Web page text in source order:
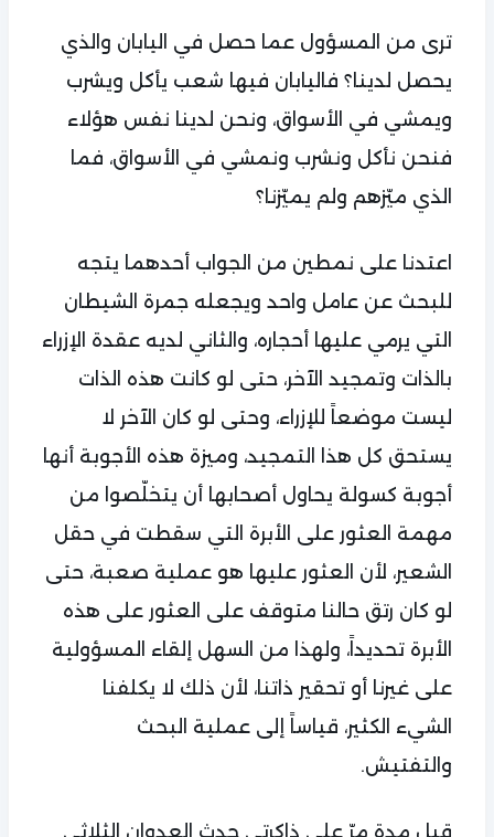
ترى من المسؤول عما حصل في اليابان والذي
يحصل لدينا؟ فاليابان فيها شعب يأكل ويشرب
ويمشي في الأسواق، ونحن لدينا نفس هؤلاء
فنحن نأكل ونشرب ونمشي في الأسواق، فما
الذي ميّزهم ولم يميّزنا؟
اعتدنا على نمطين من الجواب أحدهما يتجه
للبحث عن عامل واحد ويجعله جمرة الشيطان
التي يرمي عليها أحجاره، والثاني لديه عقدة الإزراء
بالذات وتمجيد الآخر، حتى لو كانت هذه الذات
ليست موضعاً للإزراء، وحتى لو كان الآخر لا
يستحق كل هذا التمجيد، وميزة هذه الأجوبة أنها
أجوبة كسولة يحاول أصحابها أن يتخلّصوا من
مهمة العثور على الأبرة التي سقطت في حقل
الشعير، لأن العثور عليها هو عملية صعبة، حتى
لو كان رتق حالنا متوقف على العثور على هذه
الأبرة تحديداً، ولهذا من السهل إلقاء المسؤولية
على غيرنا أو تحقير ذاتنا، لأن ذلك لا يكلفنا
الشيء الكثير، قياساً إلى عملية البحث
والتفتيش.
قبل مدة مرّ على ذاكرتي حدث العدوان الثلاثي